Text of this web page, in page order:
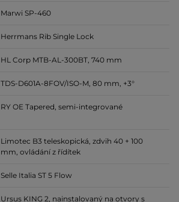
Marwi SP-460
Herrmans Rib Single Lock
HL Corp MTB-AL-300BT, 740 mm
TDS-D601A-8FOV/ISO-M, 80 mm, +3°
RY OE Tapered, semi-integrované
Limotec B3 teleskopická, zdvih 40 + 100
mm, ovládání z řídítek
Selle Italia ST 5 Flow
Ursus KING 2, nainstalovaný na otvory s